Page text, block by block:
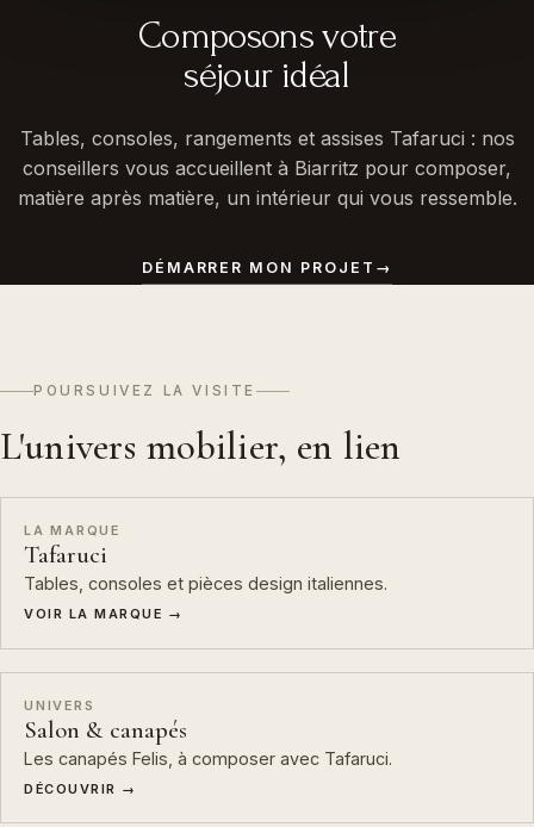
Composons votre
séjour idéal
Tables, consoles, rangements et assises Tafaruci : nos
conseillers vous accueillent à Biarritz pour composer,
matière après matière, un intérieur qui vous ressemble.
DÉMARRER MON PROJET →
POURSUIVEZ LA VISITE
L'univers mobilier, en lien
LA MARQUE
Tafaruci
Tables, consoles et pièces design italiennes.
VOIR LA MARQUE →
UNIVERS
Salon & canapés
Les canapés Felis, à composer avec Tafaruci.
DÉCOUVRIR →